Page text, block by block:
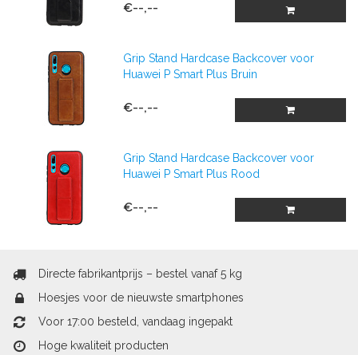
€--,--
Grip Stand Hardcase Backcover voor
Huawei P Smart Plus Bruin
€--,--
Grip Stand Hardcase Backcover voor
Huawei P Smart Plus Rood
€--,--
Directe fabrikantprijs – bestel vanaf 5 kg
Hoesjes voor de nieuwste smartphones
Voor 17:00 besteld, vandaag ingepakt
Hoge kwaliteit producten